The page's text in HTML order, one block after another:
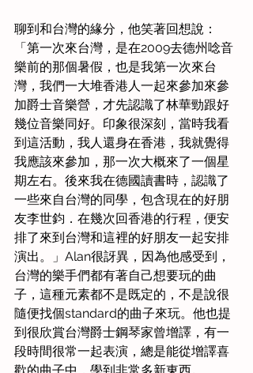
聊到和台灣的緣分，他笑著回想說：
「第一次來台灣，是在2009去德州唸音
樂前的那個暑假，也是我第一次來台
灣，我們一大堆香港人一起來參加來參
加爵士音樂營，才先認識了林華勁跟好
幾位音樂同好。印象很深刻，當時我看
到這活動，我人還身在香港，我就覺得
我應該來參加，那一次大概來了一個星
期左右。後來我在德國讀書時，認識了
一些來自台灣的同學，包含現在的好朋
友李世鈞．在幾次回香港的行程，便安
排了來到台灣和這裡的好朋友一起安排
演出。」Alan很訝異，因為他感受到，
台灣的樂手們都有著自己想要玩的曲
子，這種元素都不是既定的，不是說很
隨便找個standard的曲子來玩。他也提
到很欣賞台灣爵士鋼琴家曾增譯，有一
段時間很常一起表演，總是能從增譯喜